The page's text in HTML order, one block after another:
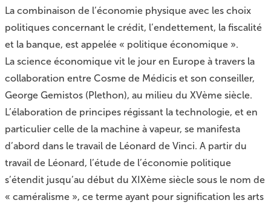
La combinaison de l’économie physique avec les choix
politiques concernant le crédit, l’endettement, la fiscalité
et la banque, est appelée « politique économique ».
La science économique vit le jour en Europe à travers la
collaboration entre Cosme de Médicis et son conseiller,
George Gemistos (Plethon), au milieu du XVème siècle.
L’élaboration de principes régissant la technologie, et en
particulier celle de la machine à vapeur, se manifesta
d’abord dans le travail de Léonard de Vinci. A partir du
travail de Léonard, l’étude de l’économie politique
s’étendit jusqu’au début du XIXème siècle sous le nom de
« caméralisme », ce terme ayant pour signification les arts